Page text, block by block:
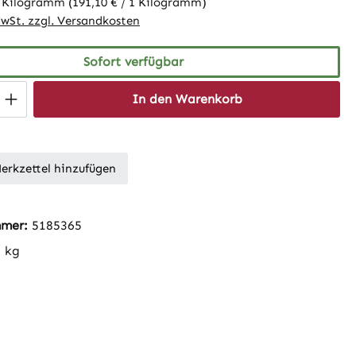
zzgl. Versandkosten
Sofort verfügbar
Anzahl: Gib den gewünschten Wert
In den Warenkorb
hinzufügen
5185365
kg